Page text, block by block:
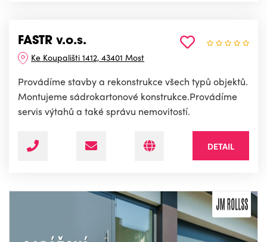
FASTR v.o.s.
Ke Koupališti 1412, 43401 Most
Provádíme stavby a rekonstrukce všech typů objektů.
Montujeme sádrokartonové konstrukce.Provádíme
servis výtahů a také správu nemovitostí.
DETAIL